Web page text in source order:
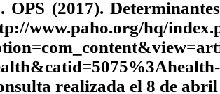
OPS (2017).
www.paho.org/hq/
realizada el 8 de abril